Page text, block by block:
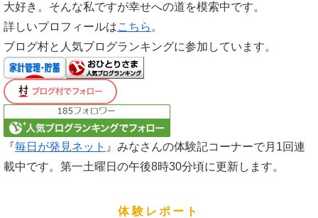
大好き。そんな私ですが幸せへの道を模索中です。
詳しいプロフィールはこちら 。
ブログ村と人気ブログランキングに参加しています。
『毎日が発見ネット 』みなさんの体験記コーナーで月1回連
載中です。第一土曜日の午後8時30分頃に更新します。
体験レポート